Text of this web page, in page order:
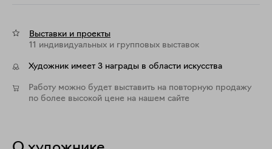
Выставки и проекты
11 индивидуальных и групповых выставок
Художник имеет 3 награды в области искусства
Работу можно будет выставить на повторную продажу
по более высокой цене на нашем сайте